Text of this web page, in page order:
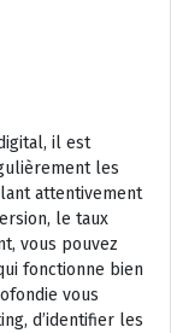
il est
les
attentivement
le taux
vous pouvez
fonctionne bien
vous
d’identifier les